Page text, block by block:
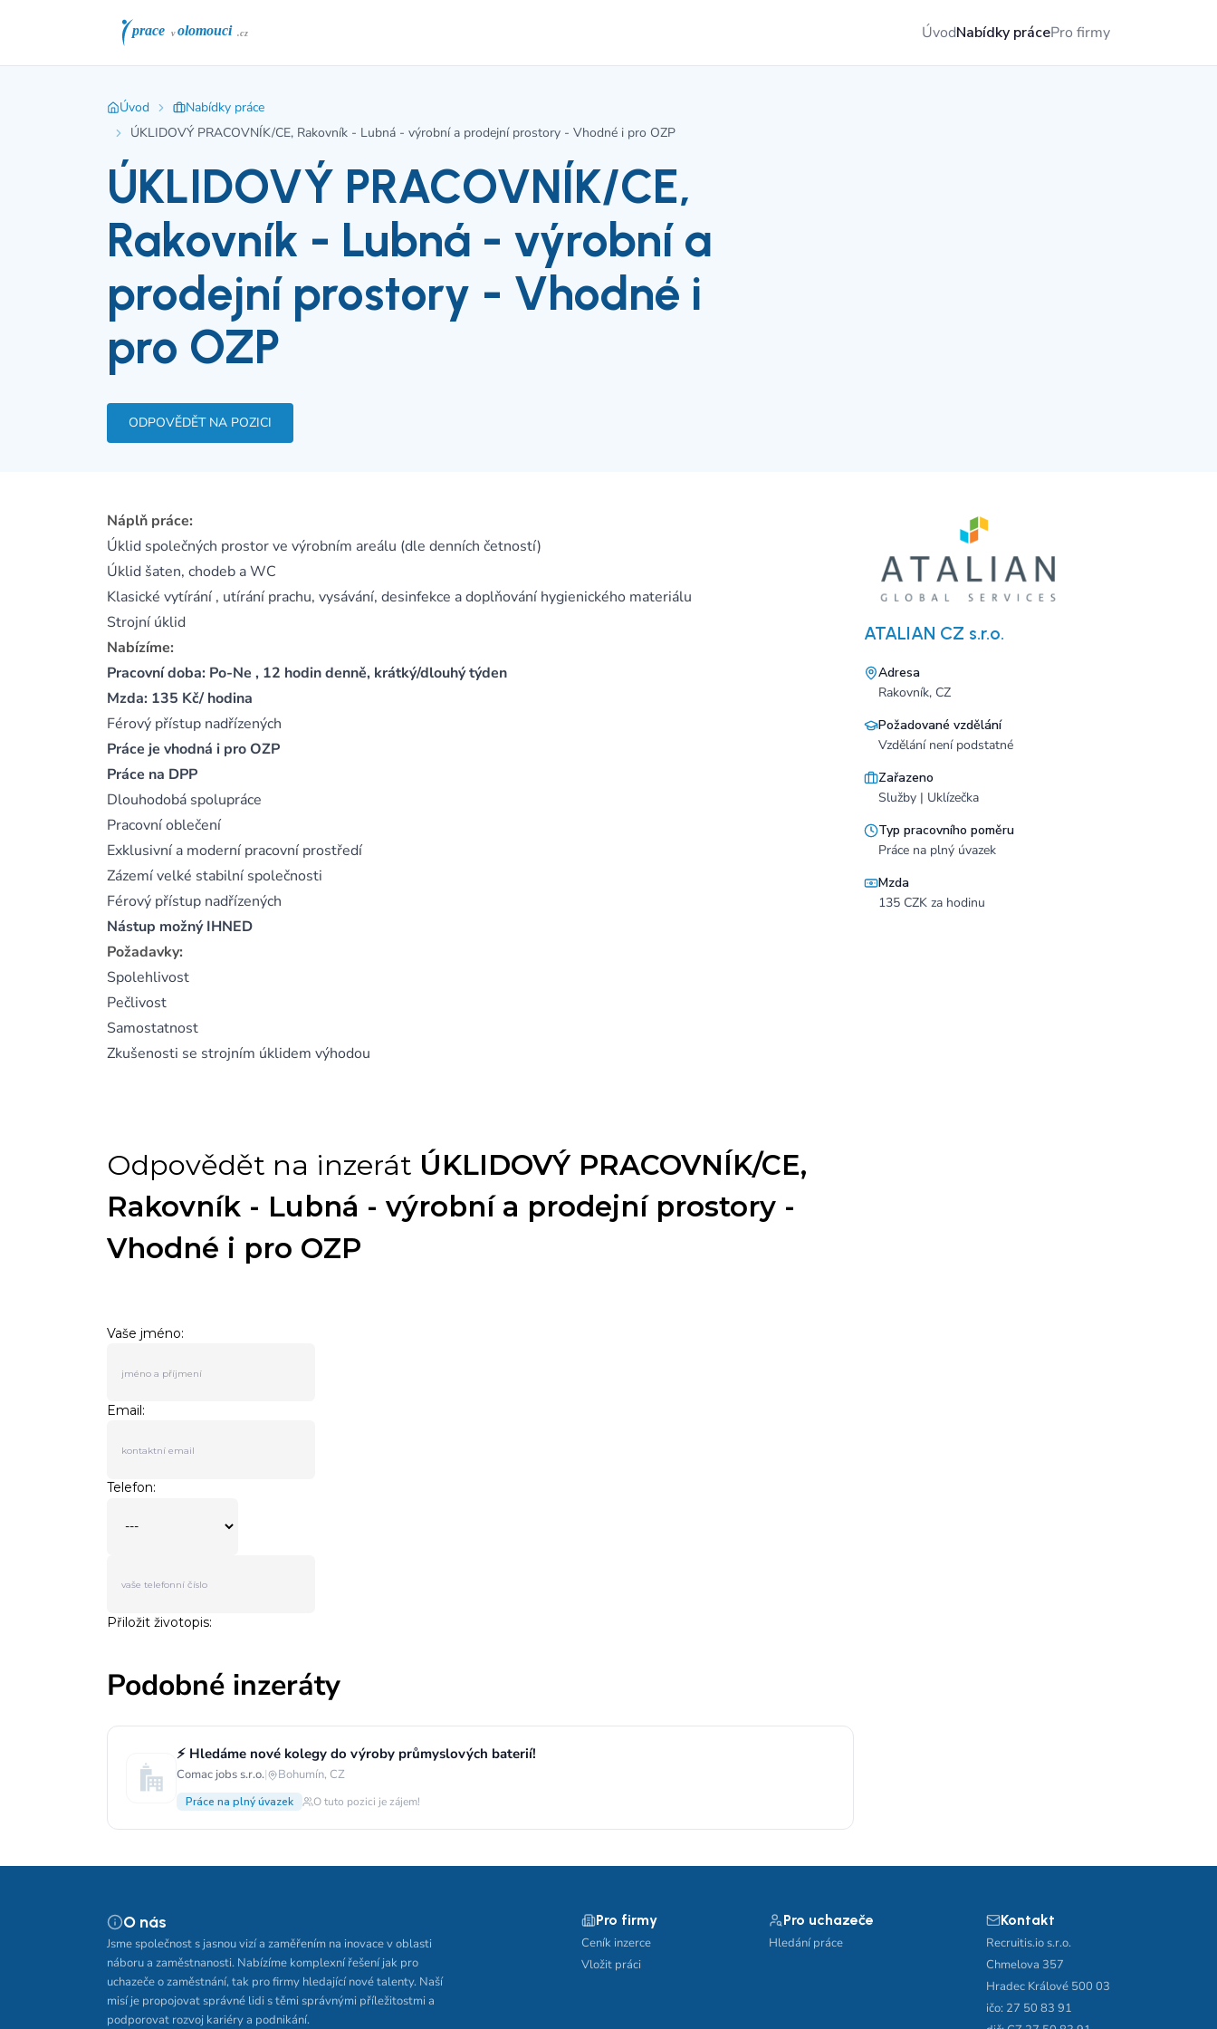
ÚvodNabídky prácePro firmy
Úvod
Nabídky práce
ÚKLIDOVÝ PRACOVNÍK/CE, Rakovník - Lubná - výrobní a prodejní prostory - Vhodné i pro OZP
ÚKLIDOVÝ PRACOVNÍK/CE,
Rakovník - Lubná - výrobní a
prodejní prostory - Vhodné i
pro OZP
ODPOVĚDĚT NA POZICI
Náplň práce:
Úklid společných prostor ve výrobním areálu (dle denních četností)
Úklid šaten, chodeb a WC
Klasické vytírání , utírání prachu, vysávání, desinfekce a doplňování hygienického materiálu
Strojní úklid
Nabízíme:
Pracovní doba: Po-Ne , 12 hodin denně, krátký/dlouhý týden
Mzda: 135 Kč/ hodina
Férový přístup nadřízených
Práce je vhodná i pro OZP
Práce na DPP
Dlouhodobá spolupráce
Pracovní oblečení
Exklusivní a moderní pracovní prostředí
Zázemí velké stabilní společnosti
Férový přístup nadřízených
Nástup možný IHNED
Požadavky:
Spolehlivost
Pečlivost
Samostatnost
Zkušenosti se strojním úklidem výhodou
ATALIAN CZ s.r.o.
Adresa
Rakovník, CZ
Požadované vzdělání
Vzdělání není podstatné
Zařazeno
Služby | Uklízečka
Typ pracovního poměru
Práce na plný úvazek
Mzda
135 CZK za hodinu
Podobné inzeráty
⚡ Hledáme nové kolegy do výroby průmyslových baterií!
Comac jobs s.r.o.| Bohumín, CZ
Práce na plný úvazek O tuto pozici je zájem!
O nás
Jsme společnost s jasnou vizí a zaměřením na inovace v oblasti
náboru a zaměstnanosti. Nabízíme komplexní řešení jak pro
uchazeče o zaměstnání, tak pro firmy hledající nové talenty. Naší
misí je propojovat správné lidi s těmi správnými příležitostmi a
podporovat rozvoj kariéry a podnikání.
Pro firmy
Ceník inzerce
Vložit práci
Pro uchazeče
Hledání práce
Kontakt
Recruitis.io s.r.o.
Chmelova 357
Hradec Králové 500 03
ičo: 27 50 83 91